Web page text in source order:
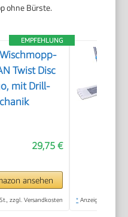
ohne Bürste.
EMPFEHLUNG
Twist Disc
mit Drill-
29,75 €
ansehen
zzgl. Versandkosten * Anzeige